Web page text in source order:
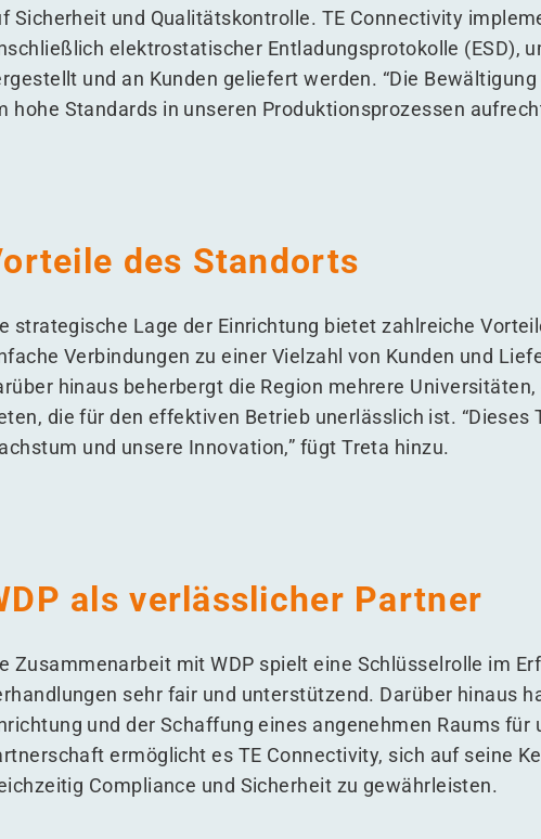
Sicherheit und Qualitätskontrolle. TE Connectivity
elektrostatischer Entladungsprotokolle (ESD),
und an Kunden geliefert werden. “Die
hohe Standards in unseren Produktionsprozessen
des Standorts
strategische Lage der Einrichtung bietet zahlreiche
Verbindungen zu einer Vielzahl von Kunden und
hinaus beherbergt die Region mehrere
die für den effektiven Betrieb unerlässlich ist. “Dieses
und unsere Innovation,” fügt Treta hinzu.
als verlässlicher Partner
Zusammenarbeit mit WDP spielt eine Schlüsselrolle im
sehr fair und unterstützend. Darüber hinaus
und der Schaffung eines angenehmen Raums für
ermöglicht es TE Connectivity, sich auf seine
Compliance und Sicherheit zu gewährleisten.